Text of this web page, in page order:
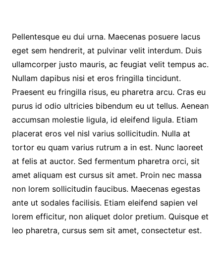
Pellentesque eu dui urna. Maecenas posuere lacus
eget sem hendrerit, at pulvinar velit interdum. Duis
ullamcorper justo mauris, ac feugiat velit tempus ac.
Nullam dapibus nisi et eros fringilla tincidunt.
Praesent eu fringilla risus, eu pharetra arcu. Cras eu
purus id odio ultricies bibendum eu ut tellus. Aenean
accumsan molestie ligula, id eleifend ligula. Etiam
placerat eros vel nisl varius sollicitudin. Nulla at
tortor eu quam varius rutrum a in est. Nunc laoreet
at felis at auctor. Sed fermentum pharetra orci, sit
amet aliquam est cursus sit amet. Proin nec massa
non lorem sollicitudin faucibus. Maecenas egestas
ante ut sodales facilisis. Etiam eleifend sapien vel
lorem efficitur, non aliquet dolor pretium. Quisque et
leo pharetra, cursus sem sit amet, consectetur est.